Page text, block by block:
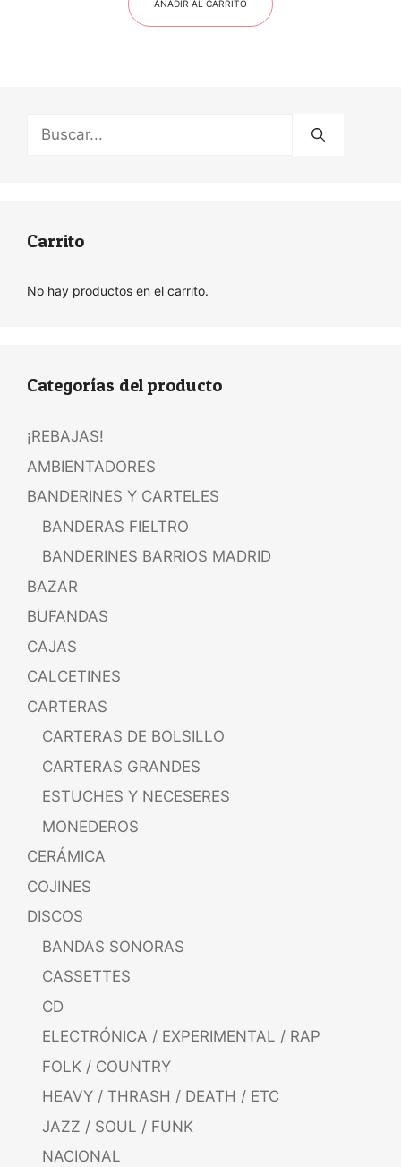
AÑADIR AL CARRITO
Buscar:
Carrito
No hay productos en el carrito.
Categorías del producto
¡REBAJAS!
AMBIENTADORES
BANDERINES Y CARTELES
BANDERAS FIELTRO
BANDERINES BARRIOS MADRID
BAZAR
BUFANDAS
CAJAS
CALCETINES
CARTERAS
CARTERAS DE BOLSILLO
CARTERAS GRANDES
ESTUCHES Y NECESERES
MONEDEROS
CERÁMICA
COJINES
DISCOS
BANDAS SONORAS
CASSETTES
CD
ELECTRÓNICA / EXPERIMENTAL / RAP
FOLK / COUNTRY
HEAVY / THRASH / DEATH / ETC
JAZZ / SOUL / FUNK
NACIONAL